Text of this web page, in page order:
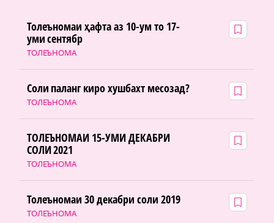
ТОЛЕЪНОМА
Толеъномаи ҳафта аз 10-ум то 17-
уми сентябр
ТОЛЕЪНОМА
Соли паланг киро хушбахт месозад?
ТОЛЕЪНОМА
ТОЛЕЪНОМАИ 15-УМИ ДЕКАБРИ
СОЛИ 2021
ТОЛЕЪНОМА
Толеъномаи 30 декабри соли 2019